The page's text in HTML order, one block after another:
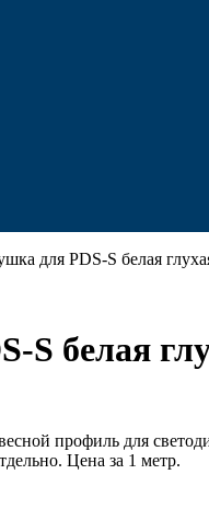
для PDS-S белая
S белая
профиль для
Цена за 1 метр.